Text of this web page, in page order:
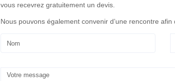
vous recevrez gratuitement un devis.
Nous pouvons également convenir d’une rencontre afin